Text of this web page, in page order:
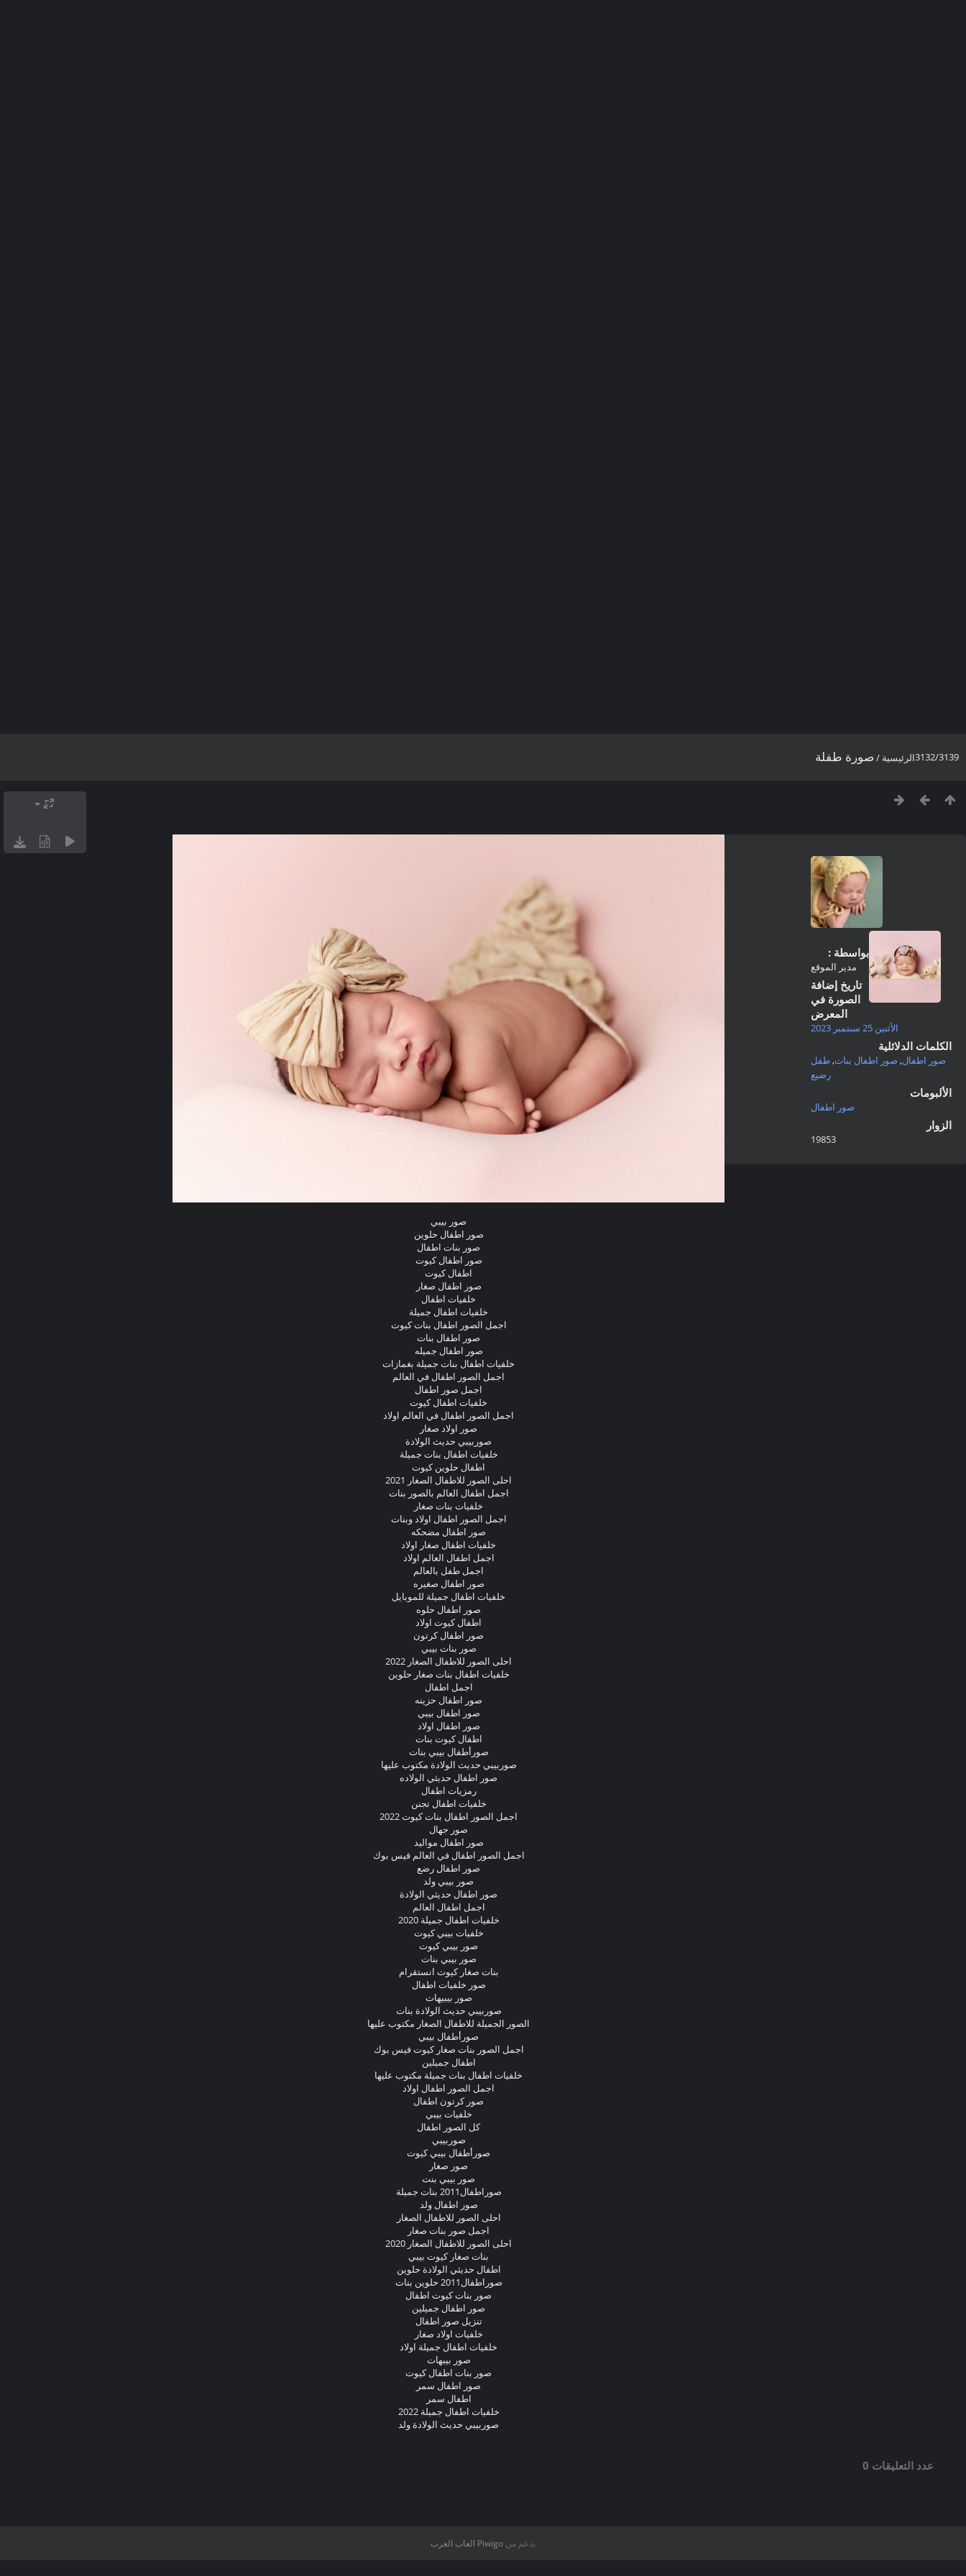
3132/3139الرئيسية /صورة طفلة
صور بيبي
صور اطفال حلوين
صور بنات اطفال
صور اطفال كيوت
اطفال كيوت
صور اطفال صغار
خلفيات اطفال
خلفيات اطفال جميلة
اجمل الصور اطفال بنات كيوت
صور اطفال بنات
صور اطفال جميله
خلفيات اطفال بنات جميلة بغمازات
اجمل الصور اطفال في العالم
اجمل صور اطفال
خلفيات اطفال كيوت
اجمل الصور اطفال في العالم اولاد
صور اولاد صغار
صوربيبي حديث الولادة
خلفيات اطفال بنات جميلة
اطفال حلوين كيوت
احلى الصور للاطفال الصغار 2021
اجمل اطفال العالم بالصور بنات
خلفيات بنات صغار
اجمل الصور اطفال اولاد وبنات
صور اطفال مضحكه
خلفيات اطفال صغار اولاد
اجمل اطفال العالم اولاد
اجمل طفل بالعالم
صور اطفال صغيره
خلفيات اطفال جميلة للموبايل
صور اطفال حلوه
اطفال كيوت اولاد
صور اطفال كرتون
صور بنات بيبي
احلى الصور للاطفال الصغار 2022
خلفيات اطفال بنات صغار حلوين
اجمل اطفال
صور اطفال حزينه
صور اطفال بيبي
صور اطفال اولاد
اطفال كيوت بنات
صورأطفال بيبي بنات
صوربيبي حديث الولادة مكتوب عليها
صور اطفال حديثي الولاده
رمزيات اطفال
خلفيات اطفال تجنن
اجمل الصور اطفال بنات كيوت 2022
صور جهال
صور اطفال مواليد
اجمل الصور اطفال في العالم فيس بوك
صور اطفال رضع
صور بيبي ولد
صور اطفال حديثي الولادة
اجمل اطفال العالم
خلفيات اطفال جميلة 2020
خلفيات بيبي كيوت
صور بيبي كيوت
صور بيبي بنات
بنات صغار كيوت انستقرام
صور خلفيات اطفال
صور بيبيهات
صوربيبي حديث الولادة بنات
الصور الجميلة للاطفال الصغار مكتوب عليها
صورأطفال بيبي
اجمل الصور بنات صغار كيوت فيس بوك
اطفال جميلين
خلفيات اطفال بنات جميلة مكتوب عليها
اجمل الصور اطفال اولاد
صور كرتون اطفال
خلفيات بيبي
كل الصور اطفال
صوربيبي
صورأطفال بيبي كيوت
صور صغار
صور بيبي بنت
صوراطفال2011 بنات جميلة
صور اطفال ولد
احلى الصور للاطفال الصغار
اجمل صور بنات صغار
احلى الصور للاطفال الصغار 2020
بنات صغار كيوت بيبي
اطفال حديثي الولادة حلوين
صوراطفال2011 حلوين بنات
صور بنات كيوت اطفال
صور اطفال جميلين
تنزيل صور اطفال
خلفيات اولاد صغار
خلفيات اطفال جميلة اولاد
صور بيبهات
صور بنات اطفال كيوت
صور اطفال سمر
اطفال سمر
خلفيات اطفال جميلة 2022
صوربيبي حديث الولادة ولد
بواسطة :
مدير الموقع
تاريخ إضافة
الصورة في
المعرض
الأثنين 25 سبتمبر 2023
الكلمات الدلائلية
صور اطفال, صور اطفال بنات,طفل
رضيع
الألبومات
صور اطفال
الزوار
19853
عدد التعليقات 0
بدعم من Piwigo العاب العرب